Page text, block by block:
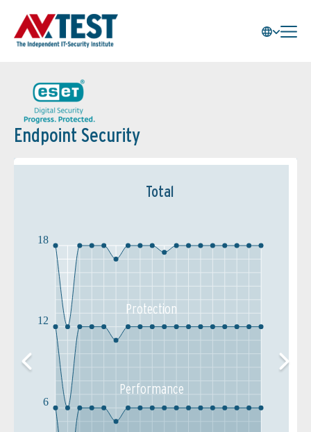
Endpoint Security
Total
6
12
18
Protection
Performance